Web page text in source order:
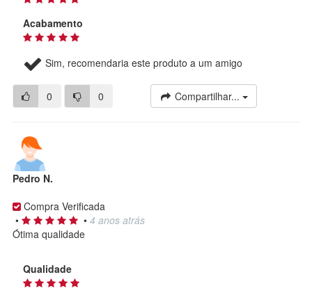
Acabamento
Sim, recomendaria este produto a um amigo
0 0 Compartilhar...
Pedro N.
Compra Verificada
•
• 4 anos atrás
Ótima qualidade
Qualidade